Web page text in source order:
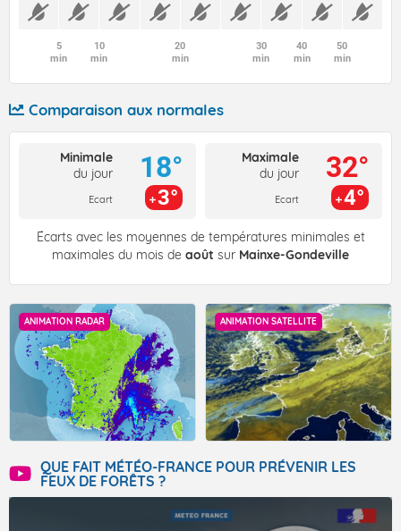
5
min
10
min
20
min
30
min
40
min
50
min
Comparaison aux normales
Minimale
du jour
Ecart
18°
3°
Maximale
du jour
Ecart
32°
4°
Écarts avec les moyennes de températures minimales et
maximales du mois de août sur Mainxe-Gondeville
ANIMATION RADAR ANIMATION SATELLITE
QUE FAIT MÉTÉO-FRANCE POUR PRÉVENIR LES
FEUX DE FORÊTS ?